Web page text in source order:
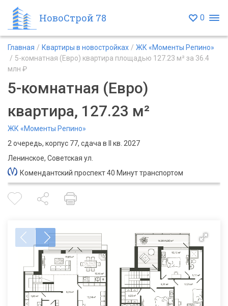
НовоСтрой 78 0
Главная Квартиры в новостройках
ЖК «Моменты Репино»
5-комнатная (Евро) квартира площадью 127.23 м² за 36.4
млн ₽
5-комнатная (Евро)
квартира, 127.23 м²
ЖК «Моменты Репино»
2 очередь, корпус 77, сдача в II кв. 2027
Ленинское, Советская ул.
Комендантский проспект 40 Минут транспортом